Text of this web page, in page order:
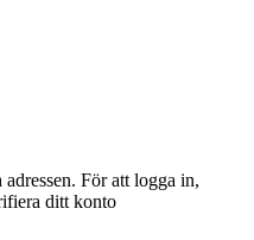
För att logga in,
ditt konto